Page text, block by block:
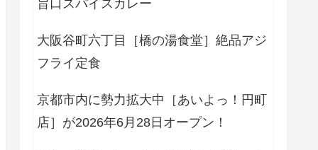
旨口スパイスカレー
大阪谷町六丁目［橋の湯食堂］絶品アジ
フライ定食
京都市内に勢力拡大中［あいよっ！円町
店］が2026年6月28日オープン！